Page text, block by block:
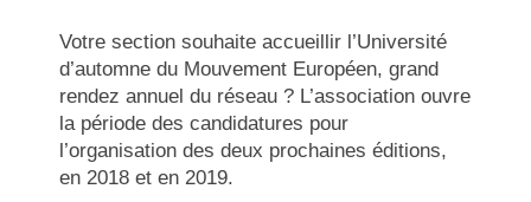
Votre section souhaite accueillir l’Université
d’automne du Mouvement Européen, grand
rendez annuel du réseau ? L’association ouvre
la période des candidatures pour
l’organisation des deux prochaines éditions,
en 2018 et en 2019.